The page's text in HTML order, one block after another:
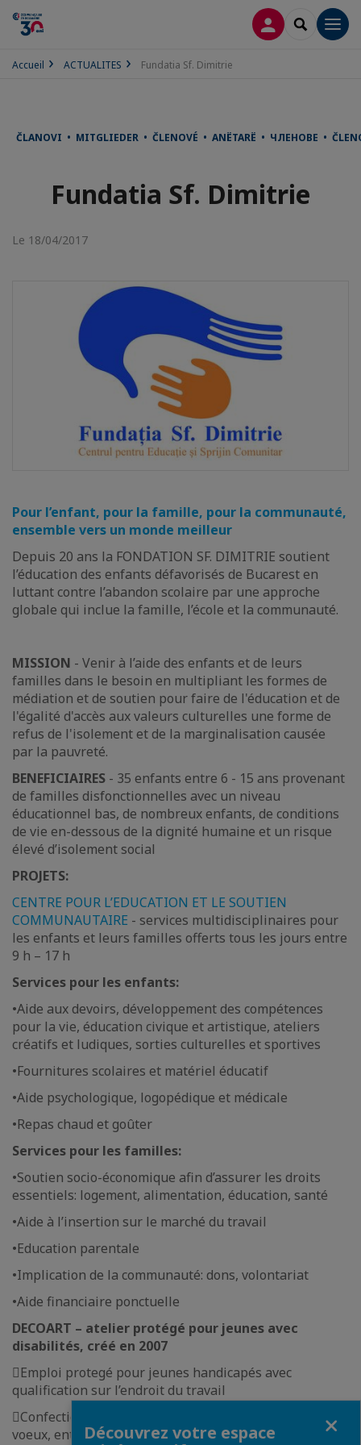
CONNEXION
Accueil ACTUALITES Fundatia Sf. Dimitrie
ČLANOVI • MITGLIEDER • ČLENOVÉ • ANËTARË • ЧЛЕНОВЕ •
Fundatia Sf. Dimitrie
Le 18/04/2017
Pour l’enfant, pour la famille, pour la communauté,
ensemble vers un monde meilleur
Depuis 20 ans la FONDATION SF. DIMITRIE soutient
l’éducation des enfants défavorisés de Bucarest en
luttant contre l’abandon scolaire par une approche
globale qui inclue la famille, l’école et la communauté.
MISSION - Venir à l’aide des enfants et de leurs
familles dans le besoin en multipliant les formes de
médiation et de soutien pour faire de l'éducation et de
l'égalité d'accès aux valeurs culturelles une forme de
refus de l'isolement et de la marginalisation causée
par la pauvreté.
BENEFICIAIRES - 35 enfants entre 6 - 15 ans provenant
de familles disfonctionnelles avec un niveau
éducationnel bas, de nombreux enfants, de conditions
de vie en-dessous de la dignité humaine et un risque
élevé d’isolement social
PROJETS:
CENTRE POUR L’EDUCATION ET LE SOUTIEN
COMMUNAUTAIRE - services multidisciplinaires pour
les enfants et leurs familles offerts tous les jours entre
9 h – 17 h
Services pour les enfants:
•Aide aux devoirs, développement des compétences
pour la vie, éducation civique et artistique, ateliers
créatifs et ludiques, sorties culturelles et sportives
•Fournitures scolaires et matériel éducatif
•Aide psychologique, logopédique et médicale
•Repas chaud et goûter
Services pour les familles:
•Soutien socio-économique afin d’assurer les droits
essentiels: logement, alimentation, éducation, santé
•Aide à l’insertion sur le marché du travail
•Education parentale
•Implication de la communauté: dons, volontariat
•Aide financiaire ponctuelle
DECOART – atelier protégé pour jeunes avec
disabilités, créé en 2007
Emploi protegé pour jeunes handicapés avec
qualification sur l’endroit du travail
Confection d’objets decoratifs en argile et cartes de
voeux, entièrement à la main
Découvrez votre espace